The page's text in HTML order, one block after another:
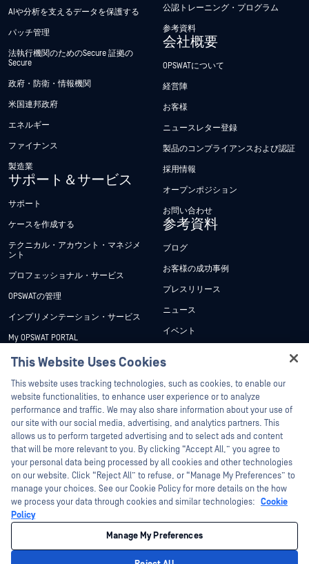
AIや分析を支えるデータを保護する
パッチ管理
法執行機関のためのSecure 証拠の
Secure
政府・防衛・情報機関
米国連邦政府
エネルギー
ファイナンス
製造業
サポート＆サービス
サポート
ケースを作成する
テクニカル・アカウント・マネジメ
ント
プロフェッショナル・サービス
OPSWATの管理
インプリメンテーション・サービス
My OPSWAT PORTAL
技術文書
トレーニング
脆弱性対策プログラム
パートナー
認証
テクノロジー・パートナー
OPSWAT チャネル パートナー
公認トレーニング・プログラム
参考資料
会社概要
OPSWATについて
経営陣
お客様
ニュースレター登録
製品のコンプライアンスおよび認証
採用情報
オープンポジション
お問い合わせ
参考資料
ブログ
お客様の成功事例
プレスリリース
ニュース
イベント
ホワイトペーパー
無料ツール
©2026OPSWAT . All rights reserved.OPSWAT、MetaDefender、Metascan、
MetaAccess、OPSWAT 、Trust no File. Trust No Device.、OPSWAT 、Protecting the
World's Critical Infrastructure、Deep CDR™ Technology、InQuest、InQuestロゴ、
DFI、RetroHunt、Deep File Inspection、およびJoin the Huntは、OPSWAT の商標
です。第三者の商標は、それぞれの所有者の財産です。
プライバシーポリシー クッキー設定
This Website Uses Cookies
This website uses tracking technologies, such as cookies, to enable our
website functionalities, to enhance user experience or to analyze
performance and traffic. We may also share information about your use of
our site with our social media, advertising, and analytics partners. This
allows us to perform targeted advertising and to select ads and content
that will be more relevant to you. By clicking “Accept All,” you agree to
your personal data being processed by all cookies and other technologies
on our website. Click “Reject All” to refuse, or “Manage My Preferences” to
manage your choices. See our Cookie Policy for more details on the how
we process your data through cookies and similar technologies: Cookie
Policy
Manage My Preferences
Hey there!
I'm Ozzy, your OPSWAT virtual assistant.
How can I help you secure what's critical
today?